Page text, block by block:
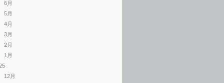
6月
5月
4月
3月
2月
1月
12月